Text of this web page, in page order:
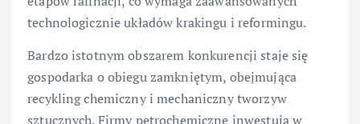
technologicznie układów krakingu i reformingu.
Bardzo istotnym obszarem konkurencji staje się
gospodarka o obiegu zamkniętym, obejmująca
recykling chemiczny i mechaniczny tworzyw
sztucznych. Firmy petrochemiczne inwestują w